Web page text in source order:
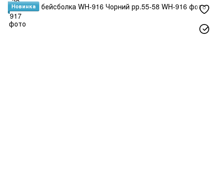
Новинка